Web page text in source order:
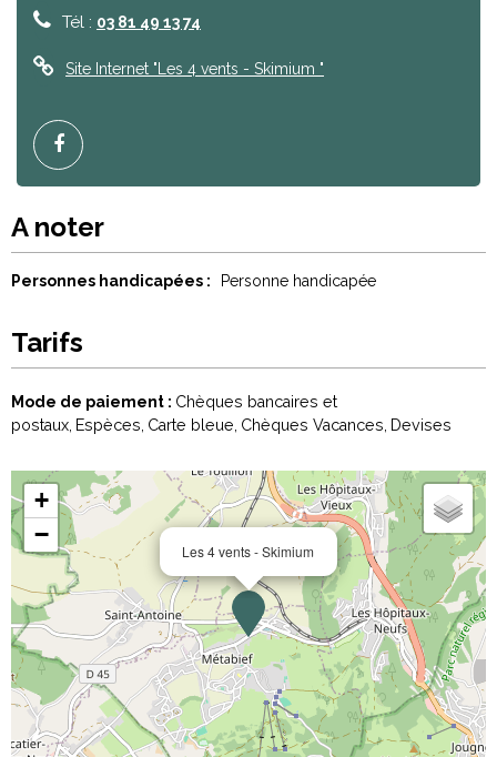
Tél : 03 81 49 13 74
Site Internet "Les 4 vents - Skimium "
A noter
Personnes handicapées : Personne handicapée
Tarifs
Mode de paiement : Chèques bancaires et
postaux Espèces Carte bleue Chèques Vacances Devises
Les 4 vents - Skimium
+
−